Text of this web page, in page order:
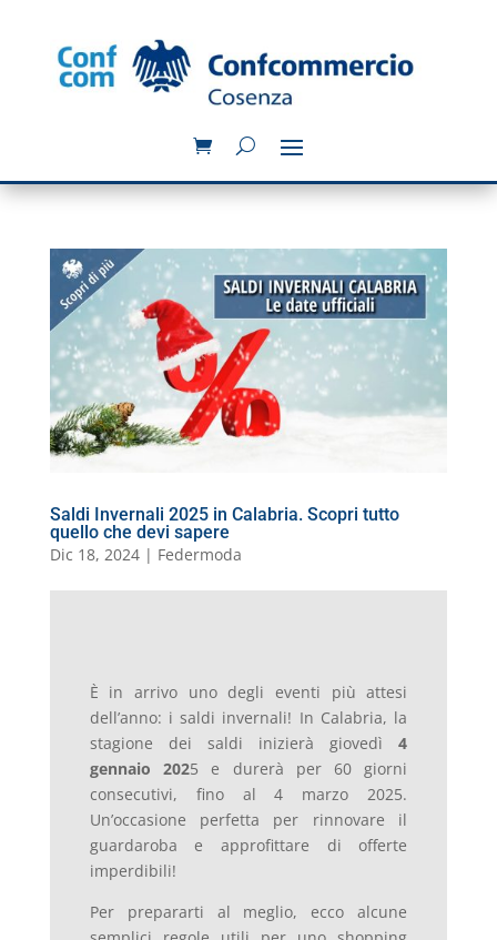
Saldi Invernali 2025 in Calabria. Scopri tutto
quello che devi sapere
Dic 18, 2024| Federmoda
È in arrivo uno degli eventi più attesi
dell’anno: i saldi invernali! In Calabria, la
stagione dei saldi inizierà giovedì4
gennaio 2025 e durerà per 60 giorni
consecutivi, fino al 4 marzo 2025.
Un’occasione perfetta per rinnovare il
guardaroba e approfittare di offerte
imperdibili!
Per prepararti al meglio, ecco alcune